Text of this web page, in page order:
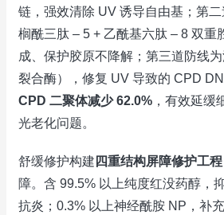
链，强效清除 UV 诱导自由基；第
榈酰三肽 – 5 + 乙酰基六肽 – 8 双重
成、保护胶原不降解；第三道防线
裂合酶），修复 UV 导致的 CPD
CPD 二聚体减少 62.0% ，有效延缓
光老化问题。
舒缓修护构建 四重结构屏障修护工程
障。含 99.5% 以上纯度红没药醇，
抗炎；0.3% 以上神经酰胺 NP，补